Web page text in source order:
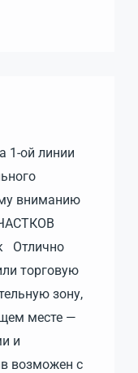
1-ой линии
вниманию
Отлично
торговую
зону,
месте —
и
возможен с